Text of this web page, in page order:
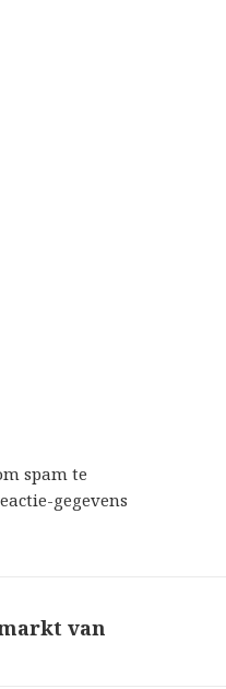
spam te
gegevens
van